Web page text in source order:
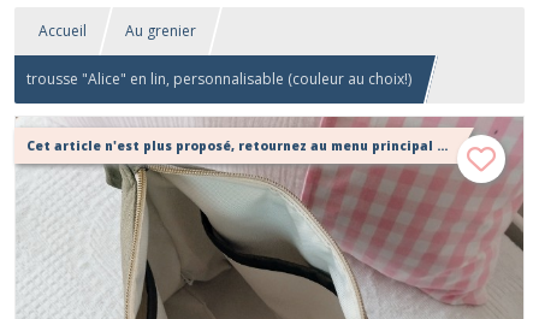
Accueil Au grenier
trousse "Alice" en lin, personnalisable (couleur au choix!)
Cet article n'est plus proposé, retournez au menu principal ou contactez moi!